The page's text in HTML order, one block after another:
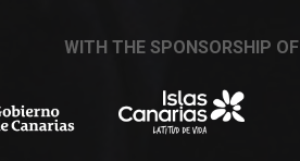
WITH THE SPONSORSHIP OF